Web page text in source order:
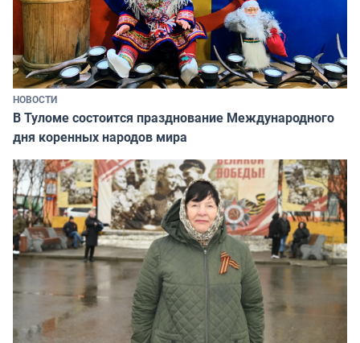
НОВОСТИ
В Туломе состоится празднование Международного
дня коренных народов мира